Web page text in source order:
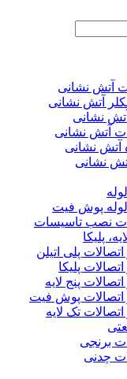
آتش نشانی
آتش نشانی
نشانی
آتش نشانی
آتش نشانی
نشانی
پوش فیت
نصب تاسیسات
پلیکا
اتصالات پلی اتیلن
پلیکا
پنج لایه
اتصالات پوش فیت
اتصالات تک لایه
برنجی
چدنی